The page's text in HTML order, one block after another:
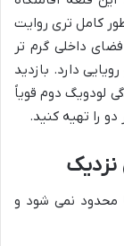
کامل تری روایت
داخلی گرم تر
دارد. بازدید
لودویگ دوم قویاً
را تهیه کنید.
محدود نمی شود و